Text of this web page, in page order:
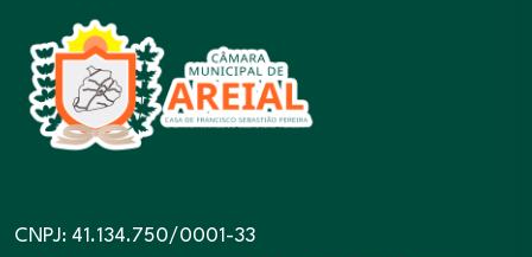
CNPJ: 41.134.750/0001-33